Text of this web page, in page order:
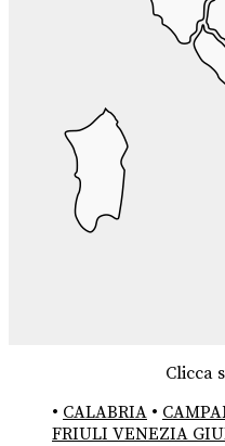
Clicca
• CALABRIA •
FRIULI VENEZIA